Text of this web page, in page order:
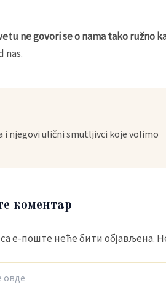
ne govori se o nama tako ružno
nas.
i njegovi ulični smutljivci koje volimo
коментар
е-поште неће бити објављена.